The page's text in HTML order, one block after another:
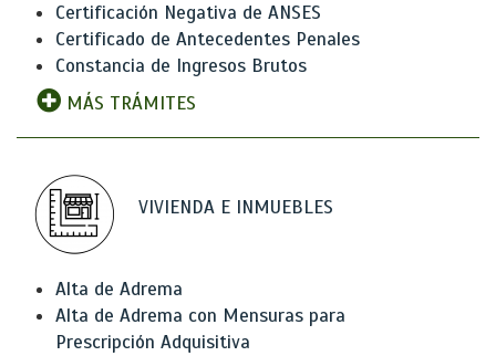
Certificación Negativa de ANSES
Certificado de Antecedentes Penales
Constancia de Ingresos Brutos
MÁS TRÁMITES
VIVIENDA E INMUEBLES
Alta de Adrema
Alta de Adrema con Mensuras para
Prescripción Adquisitiva